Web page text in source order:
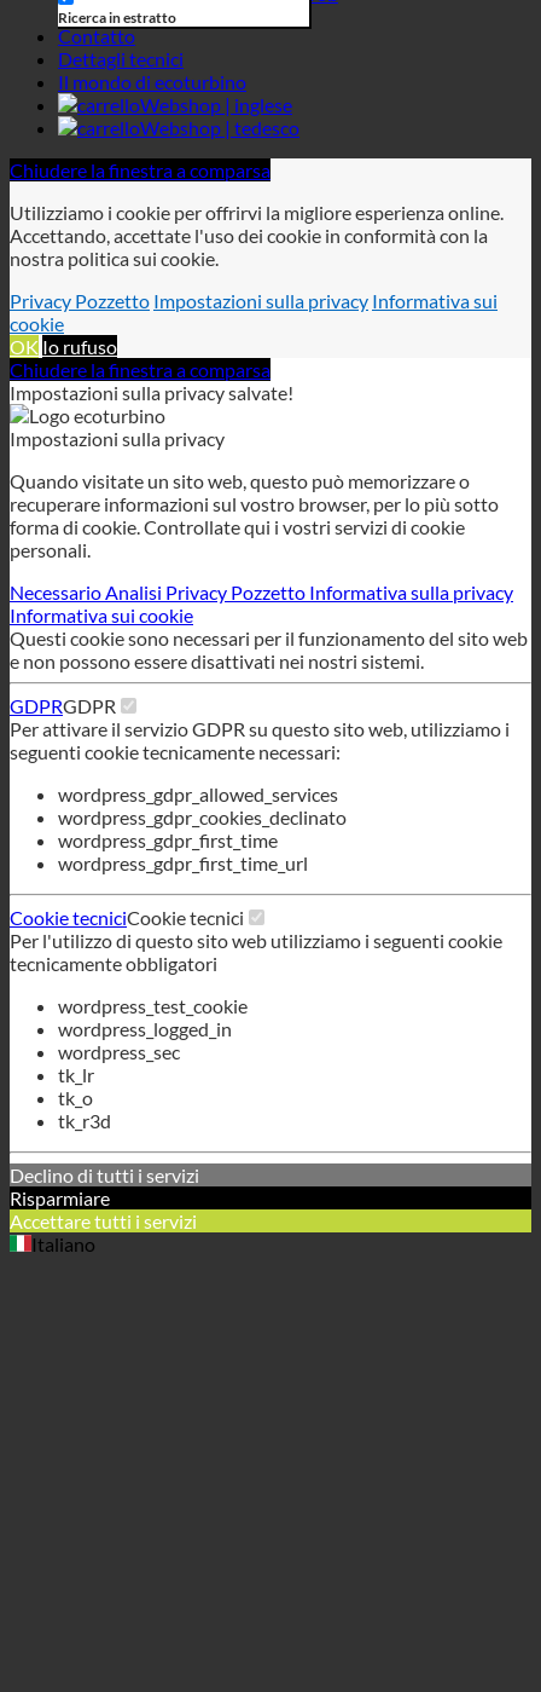
Utilizziamo i cookie per offrirvi la migliore esperienza online.
Accettando, accettate l'uso dei cookie in conformità con la
nostra politica sui cookie.
Privacy PozzettoImpostazioni sulla privacy
OKIo rufuso
Impostazioni sulla privacy salvate!
Impostazioni sulla privacy
Quando visitate un sito web, questo può memorizzare o
recuperare informazioni sul vostro browser, per lo più sotto
forma di cookie. Controllate qui i vostri servizi di cookie
personali.
NecessarioAnalisi
Informativa sui cookie
e non possono essere disattivati nei nostri sistemi.
GDPRGDPR
Per attivare il servizio GDPR su questo sito web, utilizziamo i
wordpress_gdpr_allowed_services
wordpress_gdpr_cookies_declinato
wordpress_gdpr_first_time
wordpress_gdpr_first_time_url
Cookie tecniciCookie tecnici
Per l'utilizzo di questo sito web utilizziamo i seguenti cookie
tecnicamente obbligatori
wordpress_test_cookie
wordpress_logged_in
wordpress_sec
tk_lr
tk_o
tk_r3d
Declino di tutti i servizi
Risparmiare
Accettare tutti i servizi
Italiano